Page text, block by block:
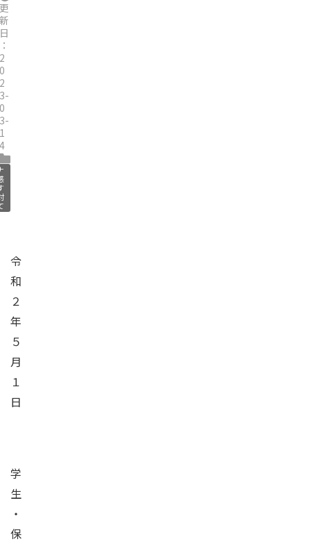
更
新
日
：
2
0
2
3-
0
3-
1
4
令
和
２
年
５
月
１
日
学
生
・
保